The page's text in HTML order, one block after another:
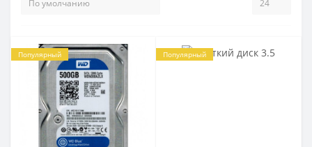
Популярный Популярный